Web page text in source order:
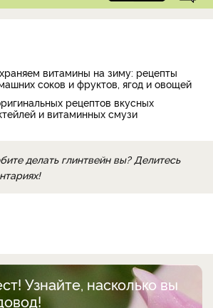
витамины на зиму: рецепты
соков и фруктов, ягод и овощей
рецептов вкусных
и витаминных смузи
делать глинтвейн вы? Делитесь
Узнайте, насколько вы